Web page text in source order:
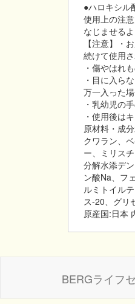
●ハロキシル
使用上の注
なじませる
【注意】・
続けて使用
・傷やはれ
・目に入ら
万一入った
・乳幼児の
・使用後は
原材料・成
クワラン、
ー、ミリス
分解水添デ
ン酸Na、フ
ルミトイル
ス-20、グリ
原産国:日本
BERGライフ